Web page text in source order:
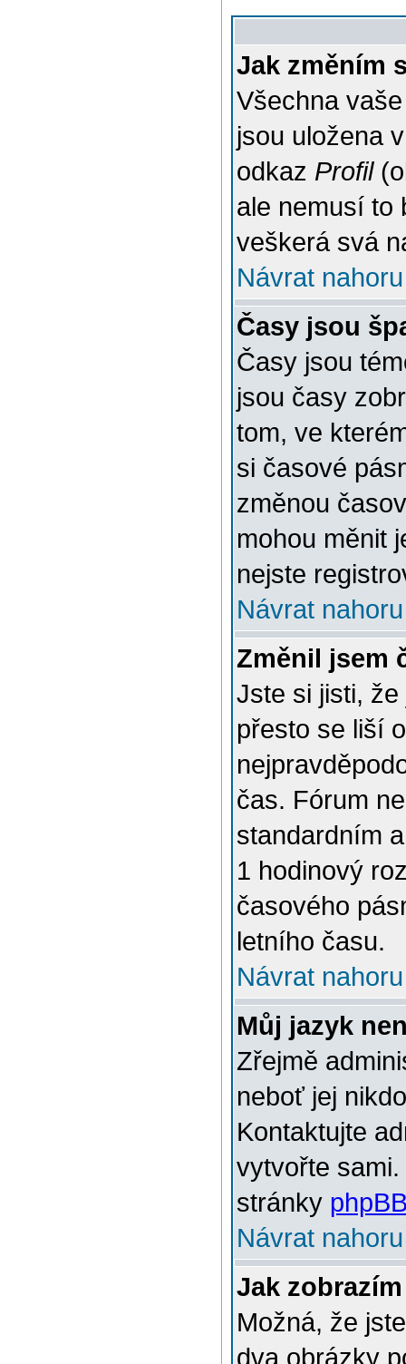
Jak změním
Všechna
jsou uložena
odkaz Profil
ale nemusí to
veškerá svá
Návrat nahoru
Časy jsou
Časy jsou
jsou časy
tom, ve
si časové
změnou
mohou měnit
nejste
Návrat nahoru
Změnil jsem
Jste si jisti,
přesto se liší
čas. Fórum
standardním
1 hodinový
časového
letního času.
Návrat nahoru
Můj jazyk
Zřejmě
neboť jej
Kontaktujte
vytvořte
stránky
Návrat nahoru
Jak
Možná, že
dva obrázky